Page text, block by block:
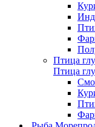
Птица
Птица